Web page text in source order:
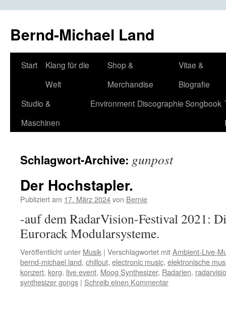
Bernd-Michael Land
Zum
springen
Start
Klang für die
Welt
Shop &
Merchandise
Vitae &
Biografie
Studio &
Maschinen
Environment DiscographieSongbook
Schlagwort-Archive: gunpost
Der Hochstapler.
Publiziert am 17. März 2024von Bernie
-auf dem RadarVision-Festival 2021:
Eurorack Modularsysteme.
Veröffentlicht unter Musik | Verschlagwortet mitAmbient-Live-
bernd-michael land, chillout, electronic music, elektronische
konzert, korg, live event, Moog Synthesizer, Radarien,
synthesizer gongs | Schreib einen Kommentar